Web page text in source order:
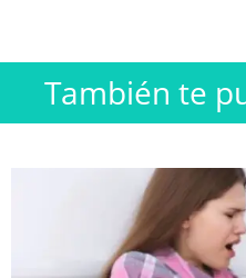
También te